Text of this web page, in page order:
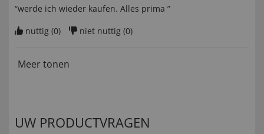
“werde ich wieder kaufen. Alles prima ”
nuttig (0) niet nuttig (0)
Meer tonen
UW PRODUCTVRAGEN